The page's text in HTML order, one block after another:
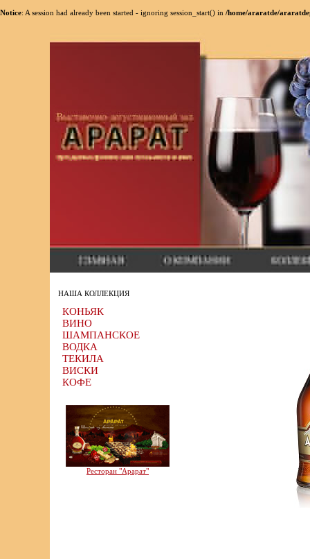
Notice: A session had already been started - ignoring session_start() in /home/araratde/
НАША КОЛЛЕКЦИЯ
КОНЬЯК
ВИНО
ШАМПАНСКОЕ
ВОДКА
ТЕКИЛА
ВИСКИ
КОФЕ
Ресторан "Арарат"